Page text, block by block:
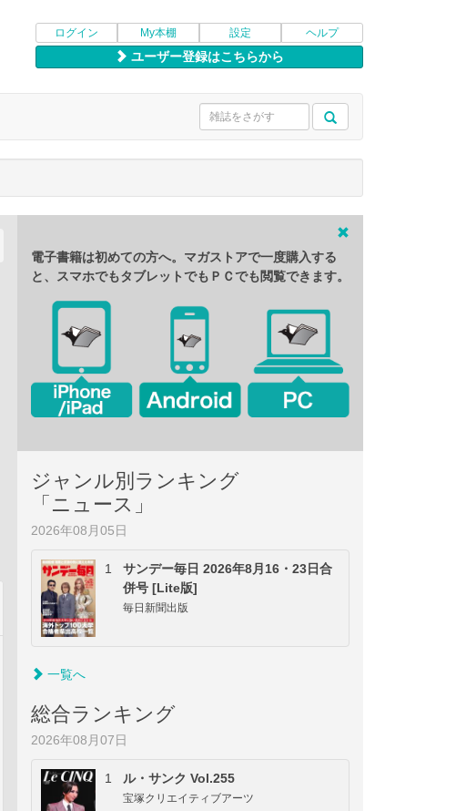
ログイン My本棚 設定 ヘルプ
ユーザー登録はこちらから
電子書籍は初めての方へ。マガストアで一度購入する
と、スマホでもタブレットでもＰＣでも閲覧できます。
ジャンル別ランキング
「ニュース」
2026年08月05日
1
サンデー毎日 2026年8月16・23日合
併号 [Lite版]
毎日新聞出版
一覧へ
総合ランキング
2026年08月07日
1 ル・サンク Vol.255
宝塚クリエイティブアーツ